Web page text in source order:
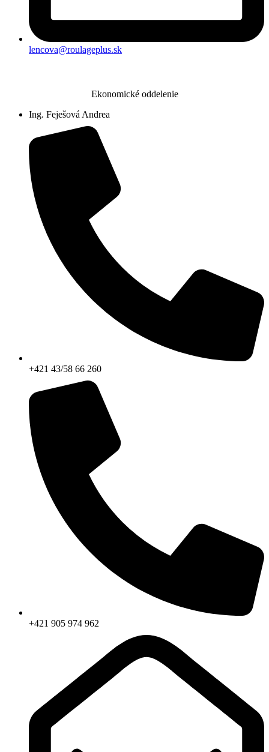
lencova@roulageplus.sk
Ekonomické oddelenie
Ing. Feješová Andrea
+421 43/58 66 260
+421 905 974 962